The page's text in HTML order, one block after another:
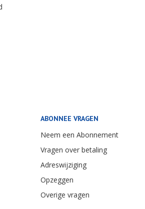
ABONNEE VRAGEN
Neem een Abonnement
Vragen over betaling
Adreswijziging
Opzeggen
Overige vragen